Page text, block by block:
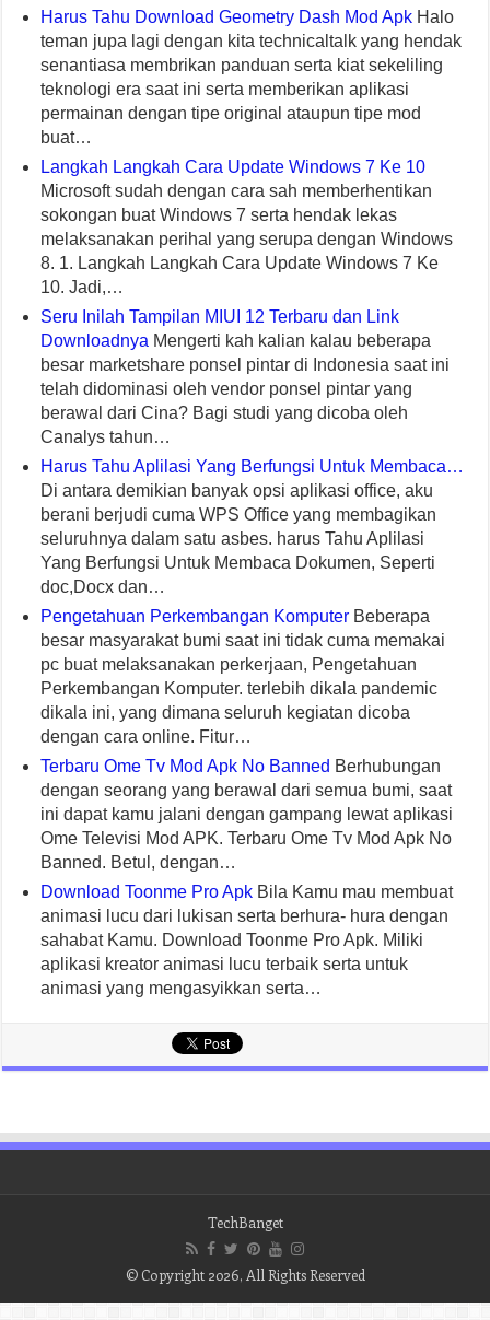
Harus Tahu Download Geometry Dash Mod Apk Halo
teman jupa lagi dengan kita technicaltalk yang hendak
senantiasa membrikan panduan serta kiat sekeliling
teknologi era saat ini serta memberikan aplikasi
permainan dengan tipe original ataupun tipe mod
buat…
Langkah Langkah Cara Update Windows 7 Ke 10
Microsoft sudah dengan cara sah memberhentikan
sokongan buat Windows 7 serta hendak lekas
melaksanakan perihal yang serupa dengan Windows
8. 1. Langkah Langkah Cara Update Windows 7 Ke
10. Jadi,…
Seru Inilah Tampilan MIUI 12 Terbaru dan Link
Downloadnya Mengerti kah kalian kalau beberapa
besar marketshare ponsel pintar di Indonesia saat ini
telah didominasi oleh vendor ponsel pintar yang
berawal dari Cina? Bagi studi yang dicoba oleh
Canalys tahun…
Harus Tahu Aplilasi Yang Berfungsi Untuk Membaca…
Di antara demikian banyak opsi aplikasi office, aku
berani berjudi cuma WPS Office yang membagikan
seluruhnya dalam satu asbes. harus Tahu Aplilasi
Yang Berfungsi Untuk Membaca Dokumen, Seperti
doc,Docx dan…
Pengetahuan Perkembangan Komputer Beberapa
besar masyarakat bumi saat ini tidak cuma memakai
pc buat melaksanakan perkerjaan, Pengetahuan
Perkembangan Komputer. terlebih dikala pandemic
dikala ini, yang dimana seluruh kegiatan dicoba
dengan cara online. Fitur…
Terbaru Ome Tv Mod Apk No Banned Berhubungan
dengan seorang yang berawal dari semua bumi, saat
ini dapat kamu jalani dengan gampang lewat aplikasi
Ome Televisi Mod APK. Terbaru Ome Tv Mod Apk No
Banned. Betul, dengan…
Download Toonme Pro Apk Bila Kamu mau membuat
animasi lucu dari lukisan serta berhura- hura dengan
sahabat Kamu. Download Toonme Pro Apk. Miliki
aplikasi kreator animasi lucu terbaik serta untuk
animasi yang mengasyikkan serta…
TechBanget
© Copyright 2026, All Rights Reserved